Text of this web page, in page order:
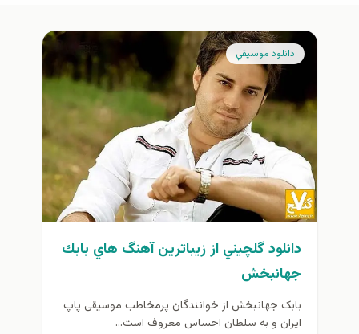
دانلود موسيقي
دانلود گلچيني از زيباترين آهنگ هاي بابك
جهانبخش
بابک جهانبخش از خوانندگان پرمخاطب موسیقی پاپ
ایران و به سلطان احساس معروف است...